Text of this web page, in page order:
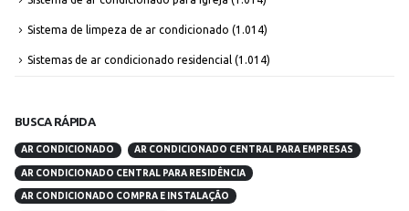
Sistema de limpeza de ar condicionado (1.014)
Sistemas de ar condicionado residencial (1.014)
BUSCA RÁPIDA
AR CONDICIONADO AR CONDICIONADO CENTRAL PARA EMPRESAS
AR CONDICIONADO CENTRAL PARA RESIDÊNCIA
AR CONDICIONADO COMPRA E INSTALAÇÃO